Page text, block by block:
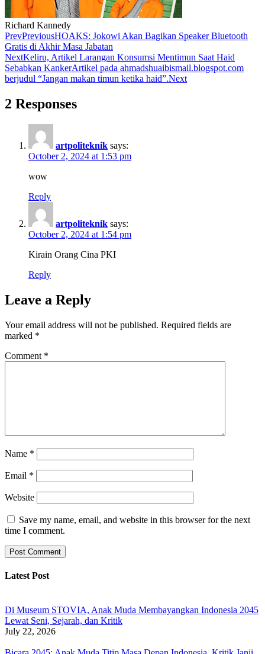
Richard Kannedy
PrevPreviousHOAKS: Jokowi Akan Bagikan Speaker Bluetooth
Gratis di Akhir Masa Jabatan
NextKeliru, Artikel Larangan Konsumsi Mentimun Saat Haid
Sebabkan KankerArtikel pada ahmadshuaibismail.blogspot.com
berjudul “Jangan makan timun ketika haid”.Next
2 Responses
artpoliteknik says:
October 2, 2024 at 1:53 pm
wow
Reply
artpoliteknik says:
October 2, 2024 at 1:54 pm
Kirain Orang Cina PKI
Reply
Leave a Reply
Your email address will not be published. Required fields are
marked *
Comment *
Name *
Email *
Website
Save my name, email, and website in this browser for the next
time I comment.
Latest Post
Di Museum STOVIA, Anak Muda Membayangkan Indonesia 2045
Lewat Seni, Sejarah, dan Kritik
July 22, 2026